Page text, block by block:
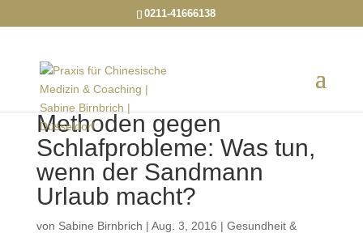
0211-41666138
Methoden gegen
Schlafprobleme: Was tun,
wenn der Sand­mann
Urlaub macht?
von Sabine Birnbrich | Aug. 3, 2016 | Gesundheit &